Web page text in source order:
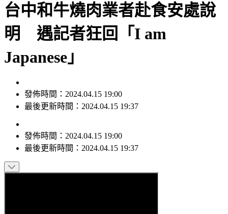
台中和牛燒肉業者赴食安處說
明 遇記者狂回「I am
Japanese」
發佈時間：2024.04.15 19:00
最後更新時間：2024.04.15 19:37
發佈時間： 2024.04.15 19:00
最後更新時間： 2024.04.15 19:37